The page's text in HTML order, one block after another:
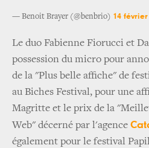
— Benoit Brayer (@benbrio) 14 février
Le duo Fabienne Fiorucci et
possession du micro pour
de la "Plus belle affiche" de
au Biches Festival, pour une
Magritte et le prix de la
Web" décerné par l'agence
également pour le festival